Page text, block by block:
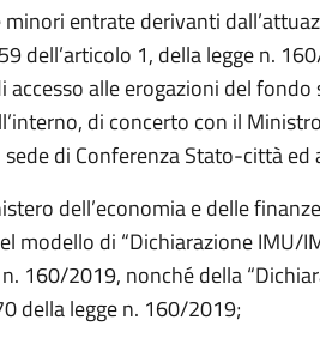
entrate derivanti
dell’articolo 1, della legge n.
accesso alle erogazioni del
di concerto con il
di Conferenza Stato-città
dell’economia e delle
modello di “Dichiarazione IMU/
160/2019, nonché della
della legge n. 160/2019;